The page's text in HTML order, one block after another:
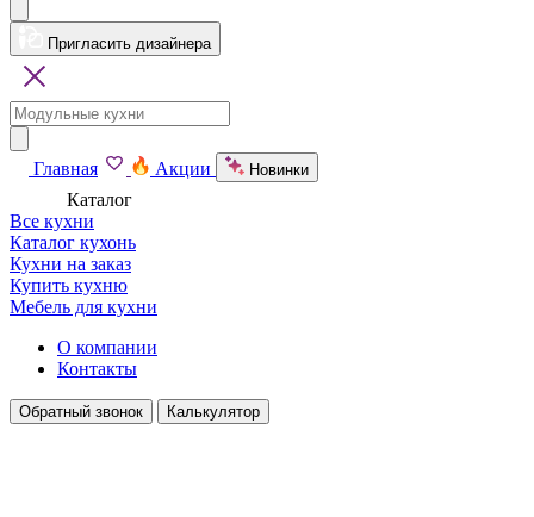
Пригласить дизайнера
Главная Акции Новинки
Каталог
Все кухни
Каталог кухонь
Кухни на заказ
Купить кухню
Мебель для кухни
О компании
Контакты
Обратный звонок Калькулятор